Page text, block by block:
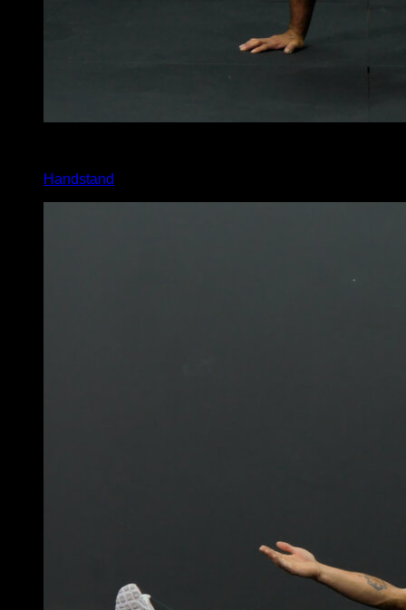
Handstand